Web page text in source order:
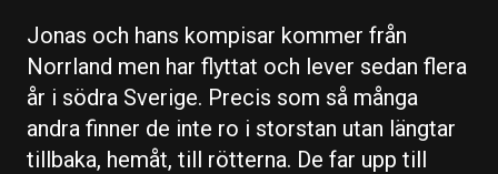
Jonas och hans kompisar kommer från
Norrland men har flyttat och lever sedan flera
år i södra Sverige. Precis som så många
andra finner de inte ro i storstan utan längtar
tillbaka, hemåt, till rötterna. De far upp till